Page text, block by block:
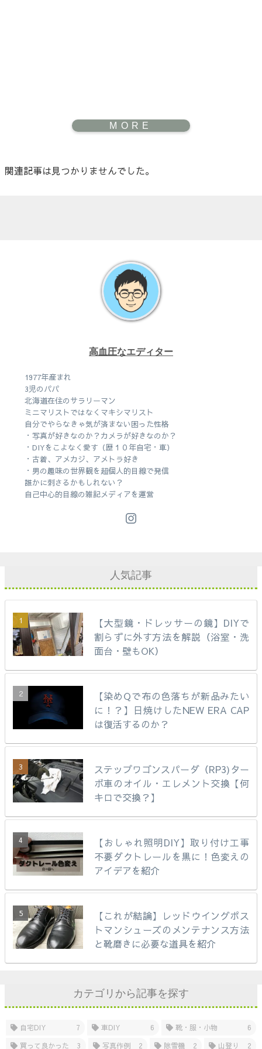
関連記事は見つかりませんでした。
高血圧なエディター
1977年産まれ
3児のパパ
北海道在住のサラリーマン
ミニマリストではなくマキシマリスト
自分でやらなきゃ気が済まない困った性格
・写真が好きなのか？カメラが好きなのか？
・DIYをこよなく愛す（歴１０年自宅・車）
・古着、アメカジ、アメトラ好き
・男の趣味の世界観を超個人的目線で発信
誰かに刺さるかもしれない？
自己中心的目線の雑記メディアを運営
人気記事
【大型鏡・ドレッサーの鏡】DIYで
割らずに外す方法を解説（浴室・洗
面台・壁もOK）
【染めQで布の色落ちが新品みたい
に！？】日焼けしたNEW ERA CAP
は復活するのか？
ステップワゴンスパーダ（RP3)ター
ボ車のオイル・エレメント交換【何
キロで交換？】
【おしゃれ照明DIY】取り付け工事
不要ダクトレールを黒に！色変えの
アイデアを紹介
【これが結論】レッドウイングポス
トマンシューズのメンテナンス方法
と靴磨きに必要な道具を紹介
カテゴリから記事を探す
自宅DIY 7 車DIY 6 靴・服・小物
6
買って良かった
3 写真作例 2 除雪機 2 山登り 2